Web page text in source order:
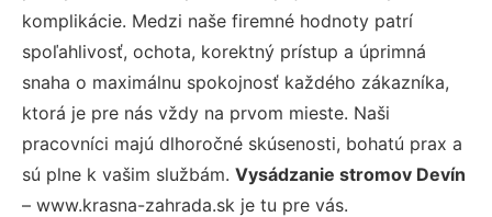
komplikácie. Medzi naše firemné hodnoty patrí
spoľahlivosť, ochota, korektný prístup a úprimná
snaha o maximálnu spokojnosť každého zákazníka,
ktorá je pre nás vždy na prvom mieste. Naši
pracovníci majú dlhoročné skúsenosti, bohatú prax a
sú plne k vašim službám. Vysádzanie stromov Devín
– www.krasna-zahrada.sk je tu pre vás.